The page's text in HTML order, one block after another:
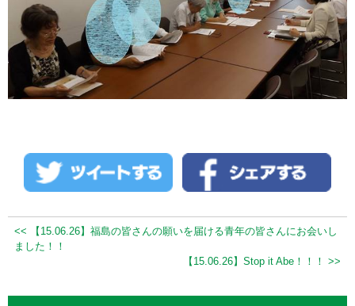
<< 【15.06.26】福島の皆さんの願いを届ける青年の皆さんにお会いし
ました！！
【15.06.26】Stop it Abe！！！ >>